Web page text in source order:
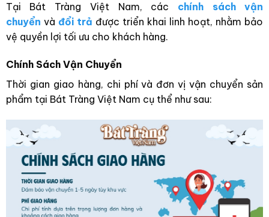
Tại Bát Tràng Việt Nam, các chính sách vận
chuyển và đổi trả được triển khai linh hoạt, nhằm bảo
vệ quyền lợi tối ưu cho khách hàng.
Chính Sách Vận Chuyển
Thời gian giao hàng, chi phí và đơn vị vận chuyển sản
phẩm tại Bát Tràng Việt Nam cụ thể như sau: